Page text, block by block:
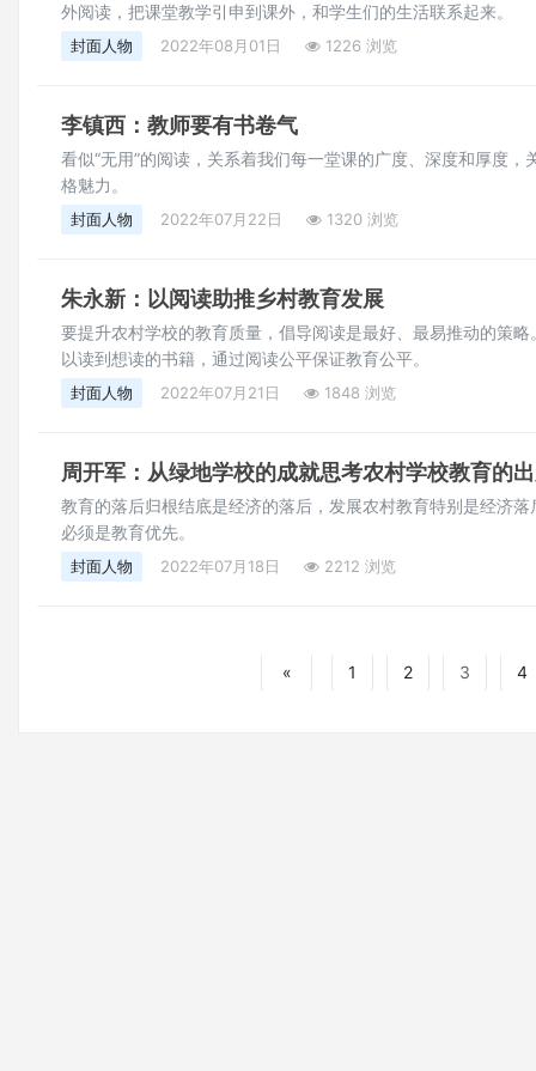
外阅读，把课堂教学引申到课外，和学生们的生活联系起来。
封面人物 2022年08月01日 1226 浏览
李镇西：教师要有书卷气
看似“无用”的阅读，关系着我们每一堂课的广度、深度和厚度
格魅力。
封面人物 2022年07月22日 1320 浏览
朱永新：以阅读助推乡村教育发展
要提升农村学校的教育质量，倡导阅读是最好、最易推动的策
以读到想读的书籍，通过阅读公平保证教育公平。
封面人物 2022年07月21日 1848 浏览
周开军：从绿地学校的成就思考农村学校教育的
教育的落后归根结底是经济的落后，发展农村教育特别是经济
必须是教育优先。
封面人物 2022年07月18日 2212 浏览
« 1 2 3 4